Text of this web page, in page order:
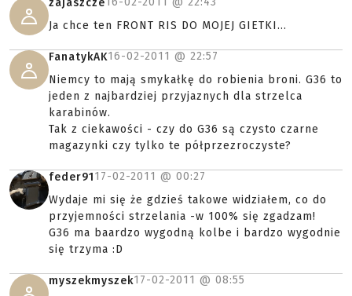
zajaszcze
Ja chce ten FRONT RIS DO MOJEJ GIETKI...
FanatykAK16-02-2011 @ 22:57
Niemcy to mają smykałkę do robienia broni. G36 to
jeden z najbardziej przyjaznych dla strzelca
karabinów.
Tak z ciekawości - czy do G36 są czysto czarne
magazynki czy tylko te półprzezroczyste?
feder9117-02-2011 @ 00:27
Wydaje mi się że gdzieś takowe widziałem, co do
przyjemności strzelania -w 100% się zgadzam!
G36 ma baardzo wygodną kolbe i bardzo wygodnie
się trzyma :D
myszekmyszek17-02-2011 @ 08:55